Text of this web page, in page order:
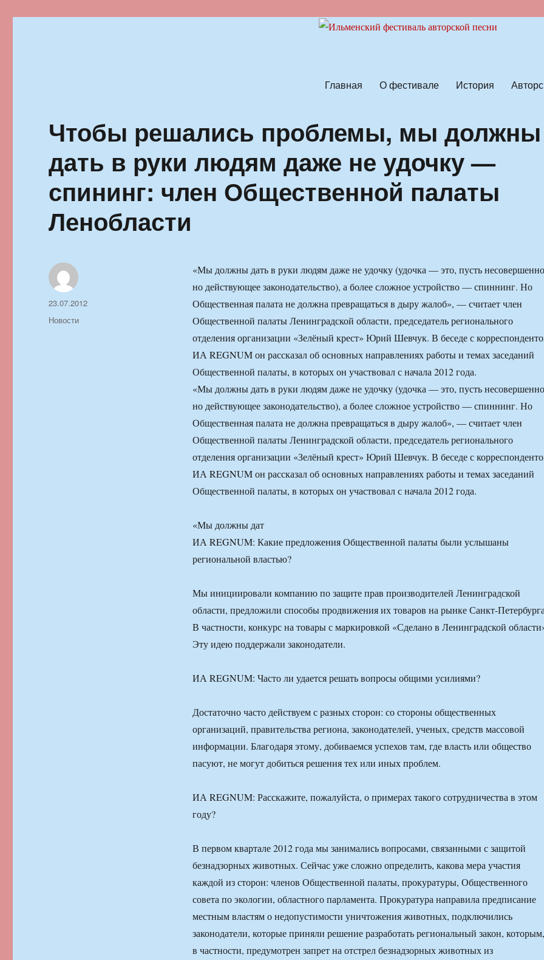
Главная О фестивале История
Чтобы решались проблемы, мы должны
дать в руки людям даже не удочку —
спининг: член Общественной палаты
Ленобласти
«Мы должны дать в руки людям даже не удочку (удочка — это, пусть
но действующее законодательство), а более сложное устройство — спиннинг. Но
Общественная палата не должна превращаться в дыру жалоб», — считает член
Общественной палаты Ленинградской области, председатель регионального
отделения организации «Зелёный крест» Юрий Шевчук. В беседе с
ИА REGNUM он рассказал об основных направлениях работы и темах заседаний
Общественной палаты, в которых он участвовал с начала 2012 года.
«Мы должны дать в руки людям даже не удочку (удочка — это, пусть
но действующее законодательство), а более сложное устройство — спиннинг. Но
Общественная палата не должна превращаться в дыру жалоб», — считает член
Общественной палаты Ленинградской области, председатель регионального
отделения организации «Зелёный крест» Юрий Шевчук. В беседе с
ИА REGNUM он рассказал об основных направлениях работы и темах заседаний
Общественной палаты, в которых он участвовал с начала 2012 года.
«Мы должны дат
ИА REGNUM: Какие предложения Общественной палаты были услышаны
региональной властью?
Мы инициировали компанию по защите прав производителей Ленинградской
области, предложили способы продвижения их товаров на рынке Санкт-
В частности, конкурс на товары с маркировкой «Сделано в Ленинградской
Эту идею поддержали законодатели.
ИА REGNUM: Часто ли удается решать вопросы общими усилиями?
Достаточно часто действуем с разных сторон: со стороны общественных
организаций, правительства региона, законодателей, ученых, средств массовой
информации. Благодаря этому, добиваемся успехов там, где власть или общество
пасуют, не могут добиться решения тех или иных проблем.
ИА REGNUM: Расскажите, пожалуйста, о примерах такого сотрудничества в этом
году?
В первом квартале 2012 года мы занимались вопросами, связанными с защитой
безнадзорных животных. Сейчас уже сложно определить, какова мера участия
каждой из сторон: членов Общественной палаты, прокуратуры, Общественного
совета по экологии, областного парламента. Прокуратура направила предписание
местным властям о недопустимости уничтожения животных, подключились
законодатели, которые приняли решение разработать региональный закон, которым,
в частности, предумотрен запрет на отстрел безнадзорных животных из
Автор
Опубликовано
23.07.2012
Рубрики
Новости